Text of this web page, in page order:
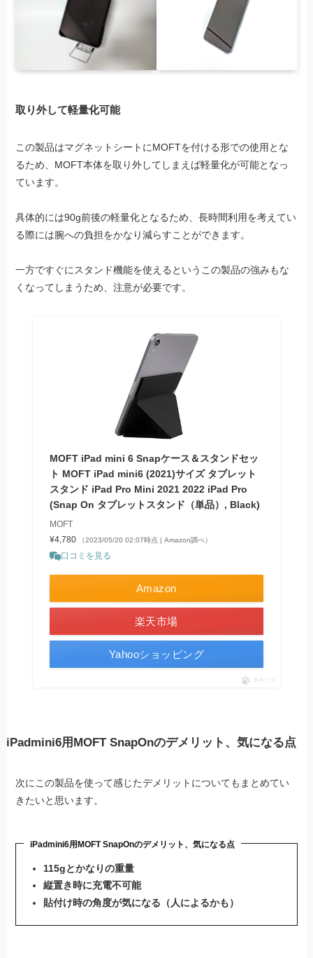
取り外して軽量化可能
この製品はマグネットシートにMOFTを付ける形での使用とな
るため、MOFT本体を取り外してしまえば軽量化が可能となっ
ています。
具体的には90g前後の軽量化となるため、長時間利用を考えてい
る際には腕への負担をかなり減らすことができます。
一方ですぐにスタンド機能を使えるというこの製品の強みもな
くなってしまうため、注意が必要です。
MOFT iPad mini 6 Snapケース＆スタンドセッ
ト MOFT iPad mini6 (2021)サイズ タブレット
スタンド iPad Pro Mini 2021 2022 iPad Pro
(Snap On タブレットスタンド（単品）, Black)
MOFT
¥4,780
（2023/05/20 02:07時点 | Amazon調べ）
口コミを見る
Amazon
楽天市場
Yahooショッピング
ポチップ
iPadmini6用MOFT SnapOnのデメリット、気になる点
次にこの製品を使って感じたデメリットについてもまとめてい
きたいと思います。
iPadmini6用MOFT SnapOnのデメリット、気になる点
115gとかなりの重量
縦置き時に充電不可能
貼付け時の角度が気になる（人によるかも）